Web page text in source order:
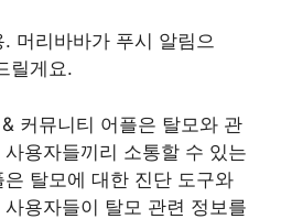
머리바바가 푸시 알림으
릴게요.
커뮤니티 어플은 탈모와 관
용자들끼리 소통할 수 있는
탈모에 대한 진단 도구와
용자들이 탈모 관련 정보를